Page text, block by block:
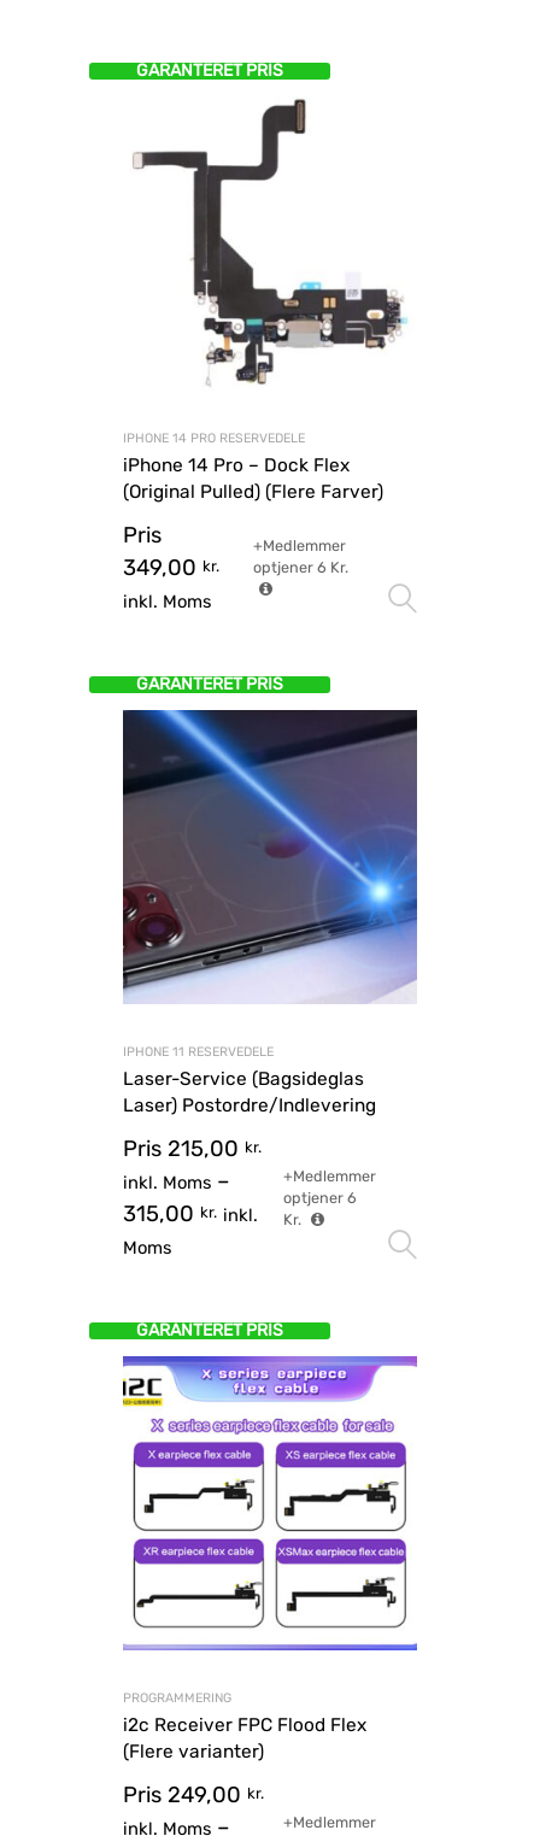
GARANTERET PRIS
IPHONE 14 PRO RESERVEDELE
iPhone 14 Pro – Dock Flex
(Original Pulled) (Flere Farver)
Pris
349,00 kr.
inkl. Moms
+Medlemmer
optjener6 Kr.
GARANTERET PRIS
IPHONE 11 RESERVEDELE
Laser-Service (Bagsideglas
Laser) Postordre/Indlevering
Pris 215,00 kr.
inkl. Moms –
315,00 kr. inkl.
Moms
+Medlemmer
optjener 6
Kr.
GARANTERET PRIS
PROGRAMMERING
i2c Receiver FPC Flood Flex
(Flere varianter)
Pris 249,00 kr.
inkl. Moms –
+Medlemmer